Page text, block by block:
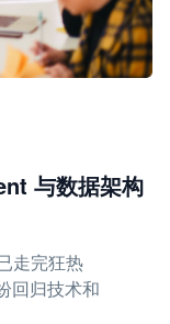
与数据架构
走完狂热
回归技术和